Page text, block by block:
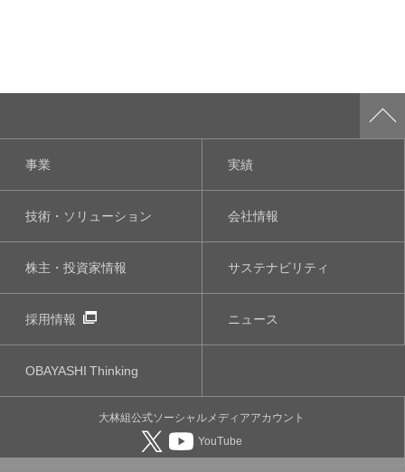
事業 実績
技術・ソリューション 会社情報
株主・投資家情報 サステナビリティ
採用情報 ニュース
OBAYASHIThinking
大林組公式ソーシャルメディアアカウント
YouTube